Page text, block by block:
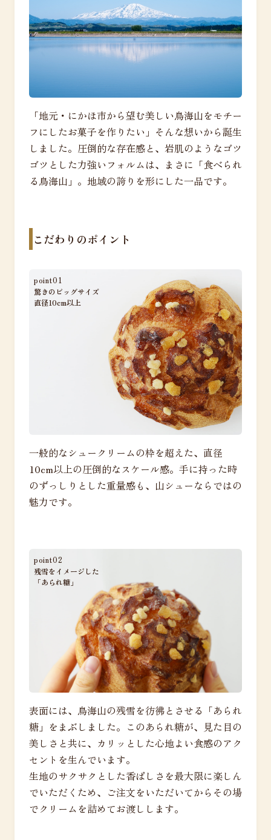
「地元・にかほ市から望む美しい鳥海山をモチー
フにしたお菓子を作りたい」そんな想いから誕生
しました。圧倒的な存在感と、岩肌のようなゴツ
ゴツとした力強いフォルムは、まさに「食べられ
る鳥海山」。地域の誇りを形にした一品です。
こだわりのポイント
point01
驚きのビッグサイズ
直径10cm以上
一般的なシュークリームの枠を超えた、直径
10cm以上の圧倒的なスケール感。手に持った時
のずっしりとした重量感も、山シューならではの
魅力です。
point02
残雪をイメージした
「あられ糖」
表面には、鳥海山の残雪を彷彿とさせる「あられ
糖」をまぶしました。このあられ糖が、見た目の
美しさと共に、カリッとした心地よい食感のアク
セントを生んでいます。
生地のサクサクとした香ばしさを最大限に楽しん
でいただくため、ご注文をいただいてからその場
でクリームを詰めてお渡しします。